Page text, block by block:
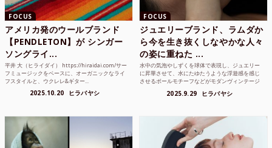
FOCUS
アメリカ発のウールブランド
【PENDLETON】が シンガー
ソングライ...
平井 大（ヒライダイ） https://hiraidai.com/サー
フミュージックをベースに、オーガニックなライ
フスタイルと、ウクレレ&ギター...
2025.10.20 ヒラバヤシ
FOCUS
ジュエリーブランド、ラムダか
ら今を生き抜くしなやかな人々
の姿に重ねた ...
水中の気泡やしずくを球体で表現し、ジュエリー
に昇華させて、水にたゆたうような浮遊感を感じ
させるボールモチーフなどがモダンヴィンテージ
2025.9.29 ヒラバヤシ